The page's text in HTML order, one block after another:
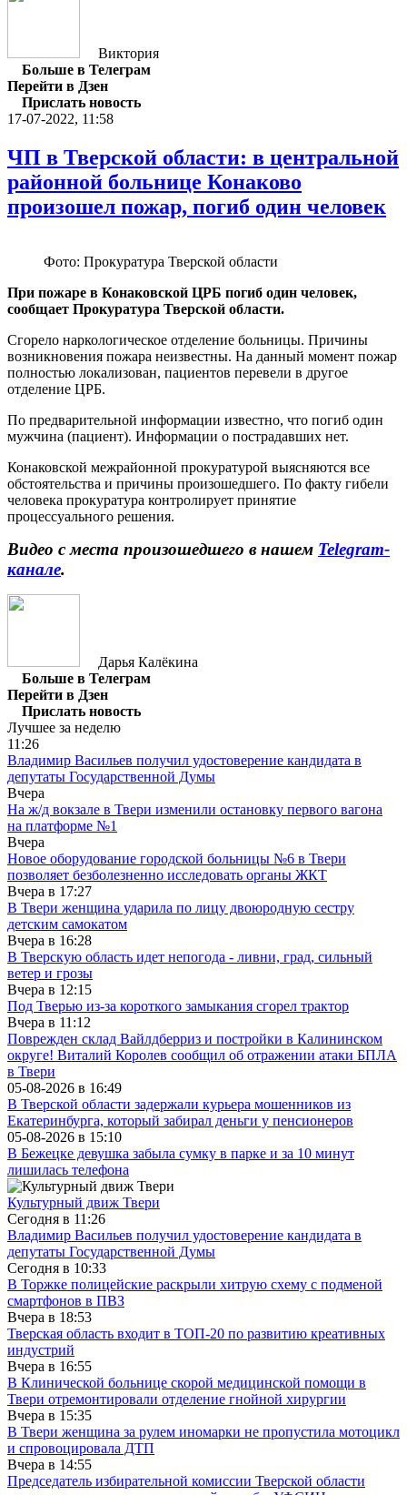
Виктория
Больше в Телеграм
Перейти в Дзен
Прислать новость
17-07-2022, 11:58
ЧП в Тверской области: в центральной
районной больнице Конаково
произошел пожар, погиб один человек
Фото: Прокуратура Тверской области
При пожаре в Конаковской ЦРБ погиб один человек,
сообщает Прокуратура Тверской области.
Сгорело наркологическое отделение больницы. Причины
возникновения пожара неизвестны. На данный момент пожар
полностью локализован, пациентов перевели в другое
отделение ЦРБ.
По предварительной информации известно, что погиб один
мужчина (пациент). Информации о пострадавших нет.
Конаковской межрайонной прокуратурой выясняются все
обстоятельства и причины произошедшего. По факту гибели
человека прокуратура контролирует принятие
процессуального решения.
Видео с места произошедшего в нашем Telegram-
канале.
Дарья Калёкина
Больше в Телеграм
Перейти в Дзен
Прислать новость
Лучшее за неделю
11:26
Владимир Васильев получил удостоверение кандидата в
депутаты Государственной Думы
Вчера
На ж/д вокзале в Твери изменили остановку первого вагона
на платформе №1
Вчера
Новое оборудование городской больницы №6 в Твери
позволяет безболезненно исследовать органы ЖКТ
Вчера в 17:27
В Твери женщина ударила по лицу двоюродную сестру
детским самокатом
Вчера в 16:28
В Тверскую область идет непогода - ливни, град, сильный
ветер и грозы
Вчера в 12:15
Под Тверью из-за короткого замыкания сгорел трактор
Вчера в 11:12
Поврежден склад Вайлдберриз и постройки в Калининском
округе! Виталий Королев сообщил об отражении атаки БПЛА
в Твери
05-08-2026 в 16:49
В Тверской области задержали курьера мошенников из
Екатеринбурга, который забирал деньги у пенсионеров
05-08-2026 в 15:10
В Бежецке девушка забыла сумку в парке и за 10 минут
лишилась телефона
Культурный движ Твери
Сегодня в 11:26
Владимир Васильев получил удостоверение кандидата в
депутаты Государственной Думы
Сегодня в 10:33
В Торжке полицейские раскрыли хитрую схему с подменой
смартфонов в ПВЗ
Вчера в 18:53
Тверская область входит в ТОП-20 по развитию креативных
индустрий
Вчера в 16:55
В Клинической больнице скорой медицинской помощи в
Твери отремонтировали отделение гнойной хирургии
Вчера в 15:35
В Твери женщина за рулем иномарки не пропустила мотоцикл
и спровоцировала ДТП
Вчера в 14:55
Председатель избирательной комиссии Тверской области